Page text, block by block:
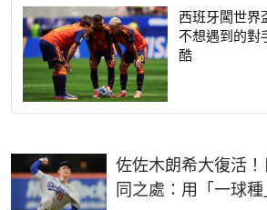
西班牙闖世界
不想遇到的對
酷
佐佐木朗希大復活
同之處：用「一球